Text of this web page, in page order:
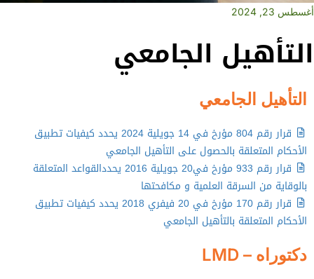
أغسطس 23, 2024
التأهيل الجامعي
التأهيل الجامعي
قرار رقم 804 مؤرخ في 14 جويلية 2024 يحدد كيفيات تطبيق
الأحكام المتعلقة بالحصول على التأهيل الجامعي
قرار رقم 933 مؤرخ في20 جويلية 2016 يحددالقواعد المتعلقة
بالوقاية من السرقة العلمية و مكافحتها
قرار رقم 170 مؤرخ في 20 فيفري 2018 يحدد كيفيات تطبيق
الأحكام المتعلقة بالتأهيل الجامعي
دكتوراه – LMD